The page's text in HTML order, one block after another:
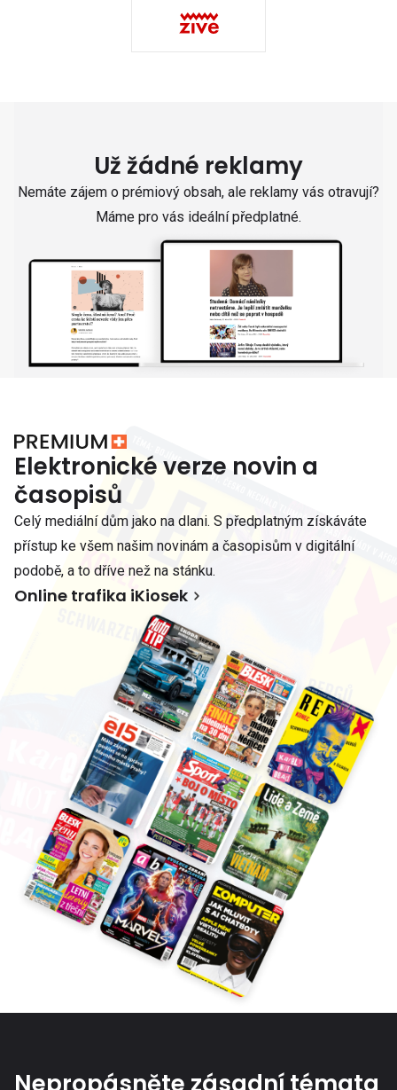
Už žádné reklamy
Nemáte zájem o prémiový obsah, ale reklamy vás otravují?
Máme pro vás ideální předplatné.
Elektronické verze novin a
časopisů
Celý mediální dům jako na dlani. S předplatným získáváte
přístup ke všem našim novinám a časopisům v digitální
podobě, a to dříve než na stánku.
Online trafika iKiosek